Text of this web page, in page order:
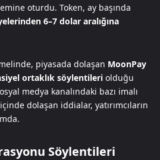
oturdu. Token, ay başında
6–7 dolar aralığına
piyasada dolaşan MoonPay
ortaklık söylentileri olduğu
medya kanalındaki bazı imalı
dolaşan iddialar, yatırımcıların
Söylentileri